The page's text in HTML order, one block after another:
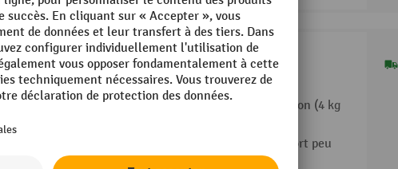
MORAVIA Kit de potelets à chaîne GUARDA-Flex
4 potelets à chaîne plus chaîne de 10 m
Avec bases de montant repliables remplies de béton (4 kg
Prêts à l'emploi rapidement – stockage et transport peu
encombrant